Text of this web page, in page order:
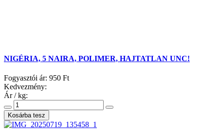
NIGÉRIA, 5 NAIRA, POLIMER, HAJTATLAN UNC!
Fogyasztói ár: 950 Ft
Kedvezmény:
Ár / kg: